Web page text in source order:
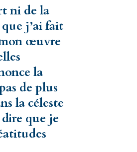
ni de la
j’ai fait
œuvre
la
de plus
la céleste
que je